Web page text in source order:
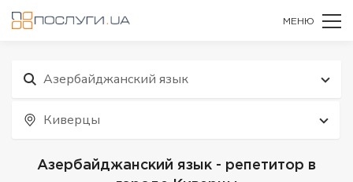
МЕНЮ
Aзербайджанский язык
Киверцы
Aзербайджанский язык - репетитор в